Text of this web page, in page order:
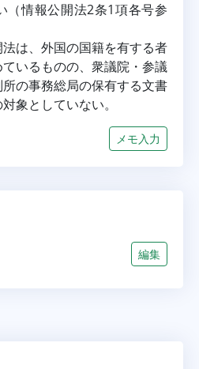
（情報公開法2条1項各号参
は、外国の国籍を有する者
いるものの、衆議院・参議
の事務総局の保有する文書
象としていない。
メモ入力
編集